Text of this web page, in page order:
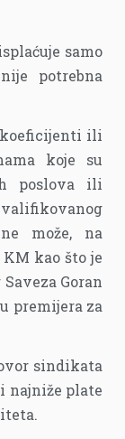
samo
potrebna
koeficijenti ili
koje su
poslova ili
može, na
kao što je
Goran
premijera za
sindikata
najniže plate